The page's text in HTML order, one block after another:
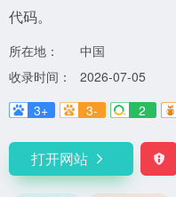
代码。
所在地：
中国
收录时间：
2026-07-05
3+
3- 2
打开网站